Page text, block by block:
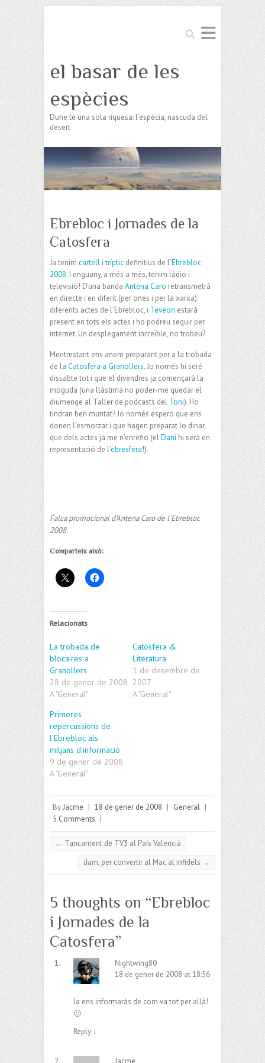
Search
el basar de les
espècies
Dune té una sola riquesa: l’espècia, nascuda del
desert
Ebrebloc i Jornades de la
Catosfera
Ja tenim cartell itríptic definitius de l’Ebrebloc
2008. I enguany, a més a més, tenim ràdio i
televisió! D’una banda Antena Caro retransmetrà
en directe i en diferit (per ones i per la xarxa)
diferents actes de l’Ebrebloc, i Teveon estarà
present en tots els actes i ho podreu seguir per
internet. Un desplegament increïble, no trobeu?
Mentrestant ens anem preparant per a la trobada
de la Catosfera a Granollers. Jo només hi seré
dissabte tot i que el divendres ja començarà la
moguda (una llàstima no poder-me quedar el
diumenge al Taller de podcasts del Toni). Ho
tindran ben muntat? Jo només espero que ens
donen l’esmorzar i que hagen preparat lo dinar,
que dels actes ja me n’enrefio (elDani hi serà en
representació de l’ebresfera!).
Falca promocional d’Antena Caro de l’Ebrebloc
2008..
Comparteix això:
Relacionats
La trobada de
blocaires a
Granollers
28 de gener de 2008
A "General"
Catosfera &
Literatura
1 de desembre de
2007
A "General"
Primeres
repercussions de
l’Ebrebloc als
mitjans d’informació
9 de gener de 2008
A "General"
ByJacme | 18 de gener de 2008 | General |
5 Comments |
← Tancament de TV3 al País Valencià
iJam, per convertir al Mac al infidels →
5 thoughts on “Ebrebloc
i Jornades de la
Catosfera”
Nightwing80
18 de gener de 2008 at 18:56
Ja ens informaràs de com va tot per allà!
🙂
Reply ↓